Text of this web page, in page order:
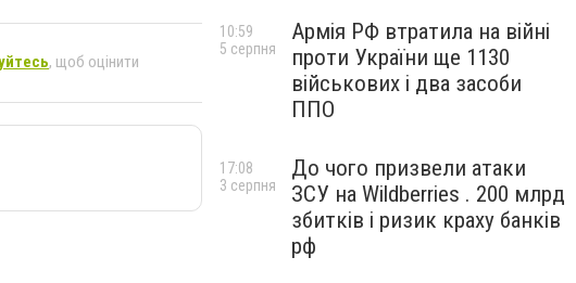
, щоб оцінити
Армія РФ втратила на війні
проти України ще 1130
військових і два засоби
ППО
10:59
5 серпня
До чого призвели атаки
ЗСУ на Wildberries . 200 млрд
збитків і ризик краху банків
рф
17:08
3 серпня